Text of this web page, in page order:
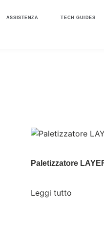
ASSISTENZA TECH GUIDES
Paletizzatore
Leggi tutto